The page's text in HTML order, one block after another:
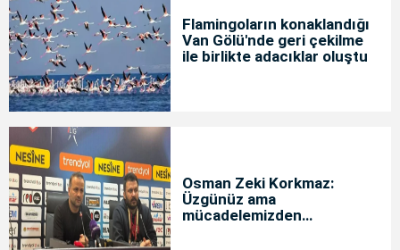
Flamingoların konaklandığı
Van Gölü'nde geri çekilme
ile birlikte adacıklar oluştu
Osman Zeki Korkmaz:
Üzgünüz ama
mücadelemizden